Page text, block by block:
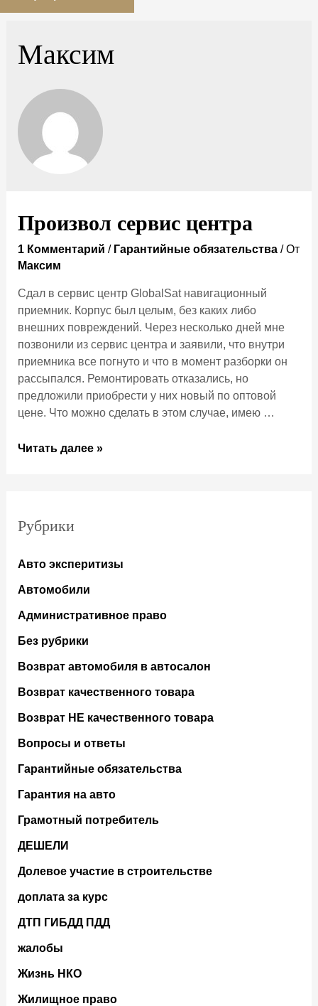
Максим
Произвол сервис центра
1 Комментарий / Гарантийные обязательства/ От
Максим
Сдал в сервис центр GlobalSat навигационный
приемник. Корпус был целым, без каких либо
внешних повреждений. Через несколько дней мне
позвонили из сервис центра и заявили, что внутри
приемника все погнуто и что в момент разборки он
рассыпался. Ремонтировать отказались, но
предложили приобрести у них новый по оптовой
цене. Что можно сделать в этом случае, имею …
Произвол
Читать далее »
Рубрики
Авто эксперитизы
Автомобили
Административное право
Без рубрики
Возврат автомобиля в автосалон
Возврат кaчественного товара
Возврат НЕ качественного товара
Вопросы и ответы
Гарантийные обязательства
Гарантия на авто
Грамотный потребитель
ДЕШЕЛИ
Долевое участие в строительстве
доплата за курс
ДТП ГИБДД ПДД
жалобы
Жизнь НКО
Жилищное право